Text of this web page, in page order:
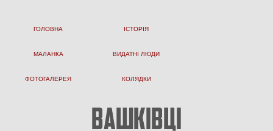
ГОЛОВНА ІСТОРІЯ
МАЛАНКА ВИДАТНІ ЛЮДИ
ФОТОГАЛЕРЕЯ КОЛЯДКИ